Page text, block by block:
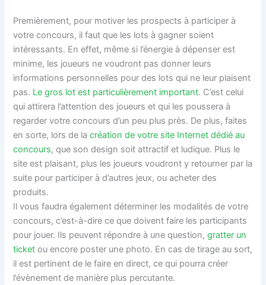
Premièrement, pour motiver les prospects à participer à
votre concours, il faut que les lots à gagner soient
intéressants. En effet, même si l’énergie à dépenser est
minime, les joueurs ne voudront pas donner leurs
informations personnelles pour des lots qui ne leur plaisent
pas. Le gros lot est particulièrement important. C’est celui
qui attirera l’attention des joueurs et qui les poussera à
regarder votre concours d’un peu plus près. De plus, faites
en sorte, lors de lacréation de votre site Internet dédié au
concours, que son design soit attractif et ludique. Plus le
site est plaisant, plus les joueurs voudront y retourner par la
suite pour participer à d’autres jeux, ou acheter des
produits.
Il vous faudra également déterminer les modalités de votre
concours, c’est-à-dire ce que doivent faire les participants
pour jouer. Ils peuvent répondre à une question,gratter un
ticket ou encore poster une photo. En cas de tirage au sort,
il est pertinent de le faire en direct, ce qui pourra créer
l’évènement de manière plus percutante.